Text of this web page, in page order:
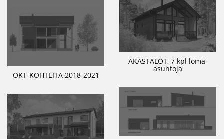
ÄKÄSTALOT, 7 kpl loma-
asuntoja
OKT-KOHTEITA 2018-2021